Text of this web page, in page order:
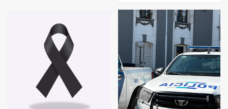
en la mañana del lunes
Accidente en Ruta 5: falleció un
joven de Trenque Lauquen
Los precios de los combustibles en